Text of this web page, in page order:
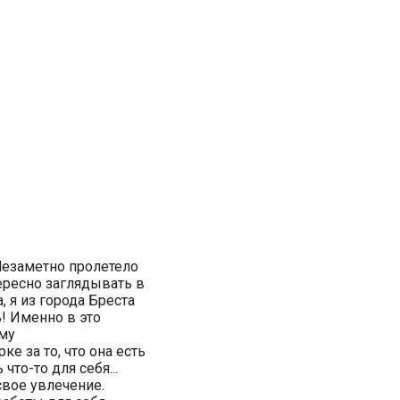
пролетело
заглядывать в
из города Бреста
Именно в это
за то, что она есть
то для себя...
увлечение.